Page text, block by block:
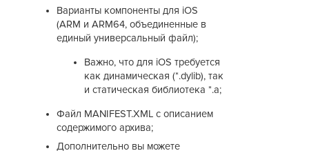
Варианты компоненты для iOS
(ARM и ARM64, объединенные в
единый универсальный файл);
Важно, что для iOS требуется
как динамическая (*.dylib), так
и статическая библиотека *.a;
Файл MANIFEST.XML с описанием
содержимого архива;
Дополнительно вы можете